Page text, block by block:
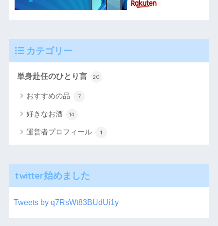
カテゴリー
単身赴任のひとり言 20
おすすめの品 7
好きなお酒 14
運営者プロフィール 1
twitter始めました
Tweets by q7RsWt83BUdUi1y